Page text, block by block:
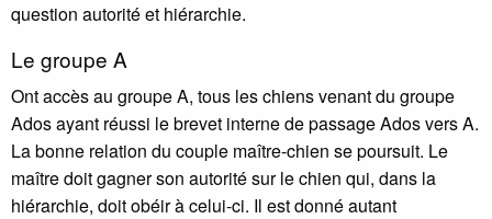
question autorité et hiérarchie.
Le groupe A
Ont accès au groupe A, tous les chiens venant du groupe
Ados ayant réussi le brevet interne de passage Ados vers A.
La bonne relation du couple maître-chien se poursuit. Le
maître doit gagner son autorité sur le chien qui, dans la
hiérarchie, doit obéir à celui-ci. Il est donné autant